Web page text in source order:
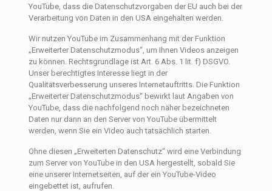
YouTube, dass die Datenschutzvorgaben der EU auch bei der
Verarbeitung von Daten in den USA eingehalten werden.
Wir nutzen YouTube im Zusammenhang mit der Funktion
„Erweiterter Datenschutzmodus“, um Ihnen Videos anzeigen
zu können. Rechtsgrundlage ist Art. 6 Abs. 1 lit. f) DSGVO.
Unser berechtigtes Interesse liegt in der
Qualitätsverbesserung unseres Internetauftritts. Die Funktion
„Erweiterter Datenschutzmodus“ bewirkt laut Angaben von
YouTube, dass die nachfolgend noch näher bezeichneten
Daten nur dann an den Server von YouTube übermittelt
werden, wenn Sie ein Video auch tatsächlich starten.
Ohne diesen „Erweiterten Datenschutz“ wird eine Verbindung
zum Server von YouTube in den USA hergestellt, sobald Sie
eine unserer Internetseiten, auf der ein YouTube-Video
eingebettet ist, aufrufen.